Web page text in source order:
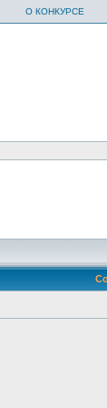
О КОНКУРСЕ